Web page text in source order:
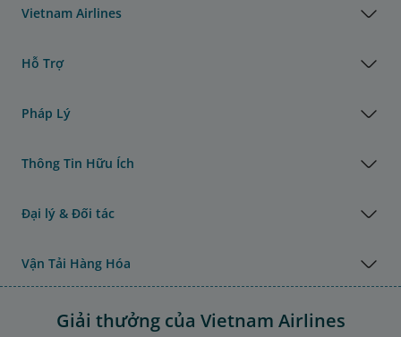
Vietnam Airlines
Hỗ Trợ
Pháp Lý
Thông Tin Hữu Ích
Đại lý & Đối tác
Vận Tải Hàng Hóa
Giải thưởng của Vietnam Airlines